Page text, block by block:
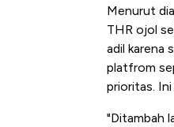
Menurut
THR ojol
adil karena
platfrom
prioritas.
"Ditambah